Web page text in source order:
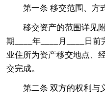
第一条 移交范围、方
移交资产的范围详见
期____年____月____日
业住所为资产移交地点、
交完成。
第二条 双方的权利与